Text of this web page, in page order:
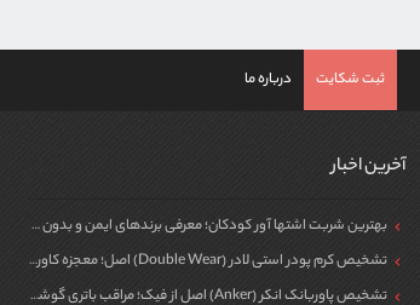
ثبت شکایت درباره ما
آخرین اخبار
بهترین شربت اشتها آور کودکان؛ معرفی برندهای ایمن و بدون سیپروهپتادین
تشخیص کرم پودر استی لادر (Double Wear) اصل؛ معجزه کاور برای پوست
تشخیص پاوربانک انکر (Anker) اصل از فیک؛ مراقب باتری گوشی خود باشید!